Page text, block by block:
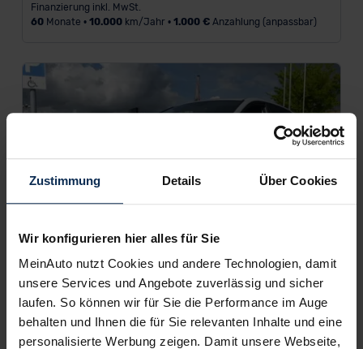
Zustimmung Details Über Cookies
Wir konfigurieren hier alles für Sie
MeinAuto nutzt Cookies und andere Technologien, damit
unsere Services und Angebote zuverlässig und sicher
laufen. So können wir für Sie die Performance im Auge
behalten und Ihnen die für Sie relevanten Inhalte und eine
personalisierte Werbung zeigen. Damit unsere Webseite,
Finanzierung inkl. MwSt.
60Monate • 10.000km/Jahr • 1.000 €Anzahlung (anpassbar)
Gebrauchtwagen
Hyundai i20